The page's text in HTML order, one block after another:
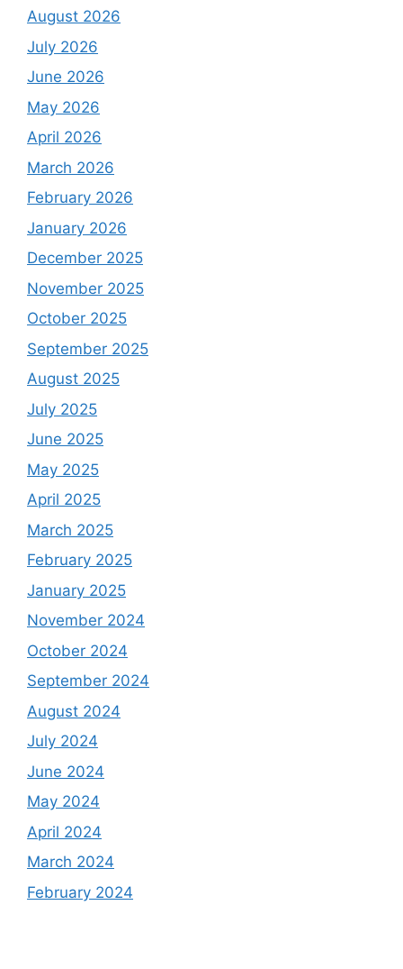
August 2026
July 2026
June 2026
May 2026
April 2026
March 2026
February 2026
January 2026
December 2025
November 2025
October 2025
September 2025
August 2025
July 2025
June 2025
May 2025
April 2025
March 2025
February 2025
January 2025
November 2024
October 2024
September 2024
August 2024
July 2024
June 2024
May 2024
April 2024
March 2024
February 2024